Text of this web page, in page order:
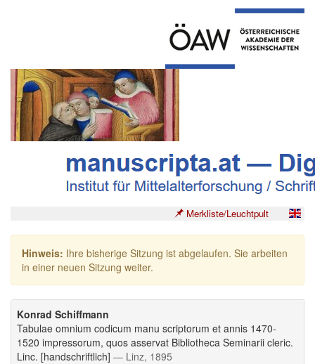
Merkliste/Leuchtpult
Hinweis: Ihre bisherige Sitzung ist abgelaufen. Sie arbeiten
in einer neuen Sitzung weiter.
Konrad Schiffmann
Tabulae omnium codicum manu scriptorum et annis 1470-
1520 impressorum, quos asservat Bibliotheca Seminarii cleric.
Linc. [handschriftlich] — Linz, 1895